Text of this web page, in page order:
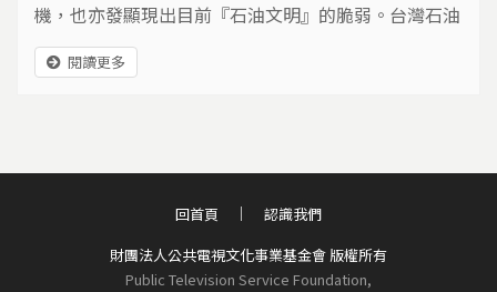
機，也亦發顯現出目前『石油文明』的脆弱。台灣石油
99％仰賴進口，卻又是石化工業的大國，在建立起以石
油為基礎的產業與生活時，我們兌換了什麼？
閱讀更多
財團法人公共電視文化事業基金會 版權所有
Public Television Service Foundation,
回首頁 認識我們